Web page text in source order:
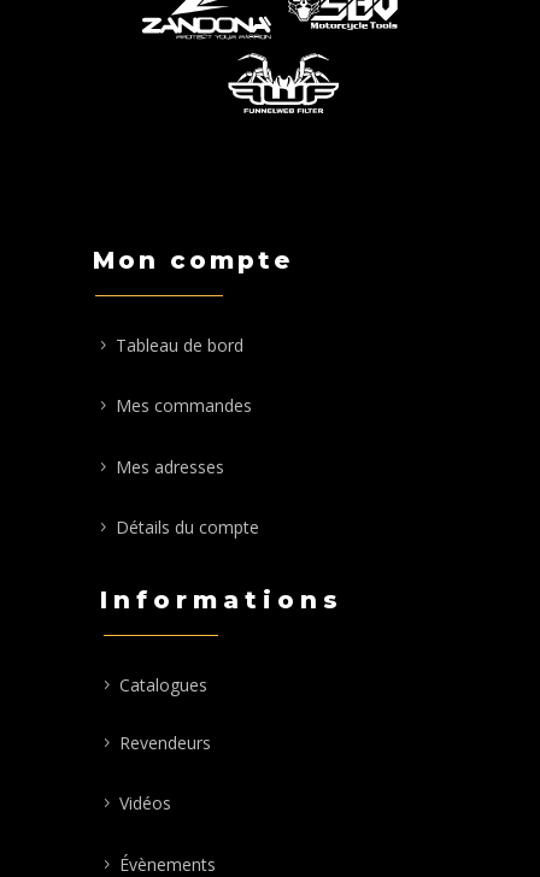
Mon compte
Tableau de bord
Mes commandes
Mes adresses
Détails du compte
Informations
Catalogues
Revendeurs
Vidéos
Évènements